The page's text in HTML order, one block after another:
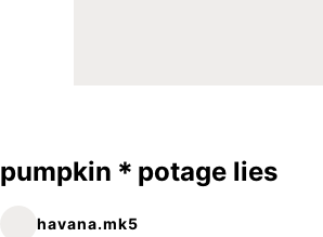
pumpkin＊potage lies
havana.mk5